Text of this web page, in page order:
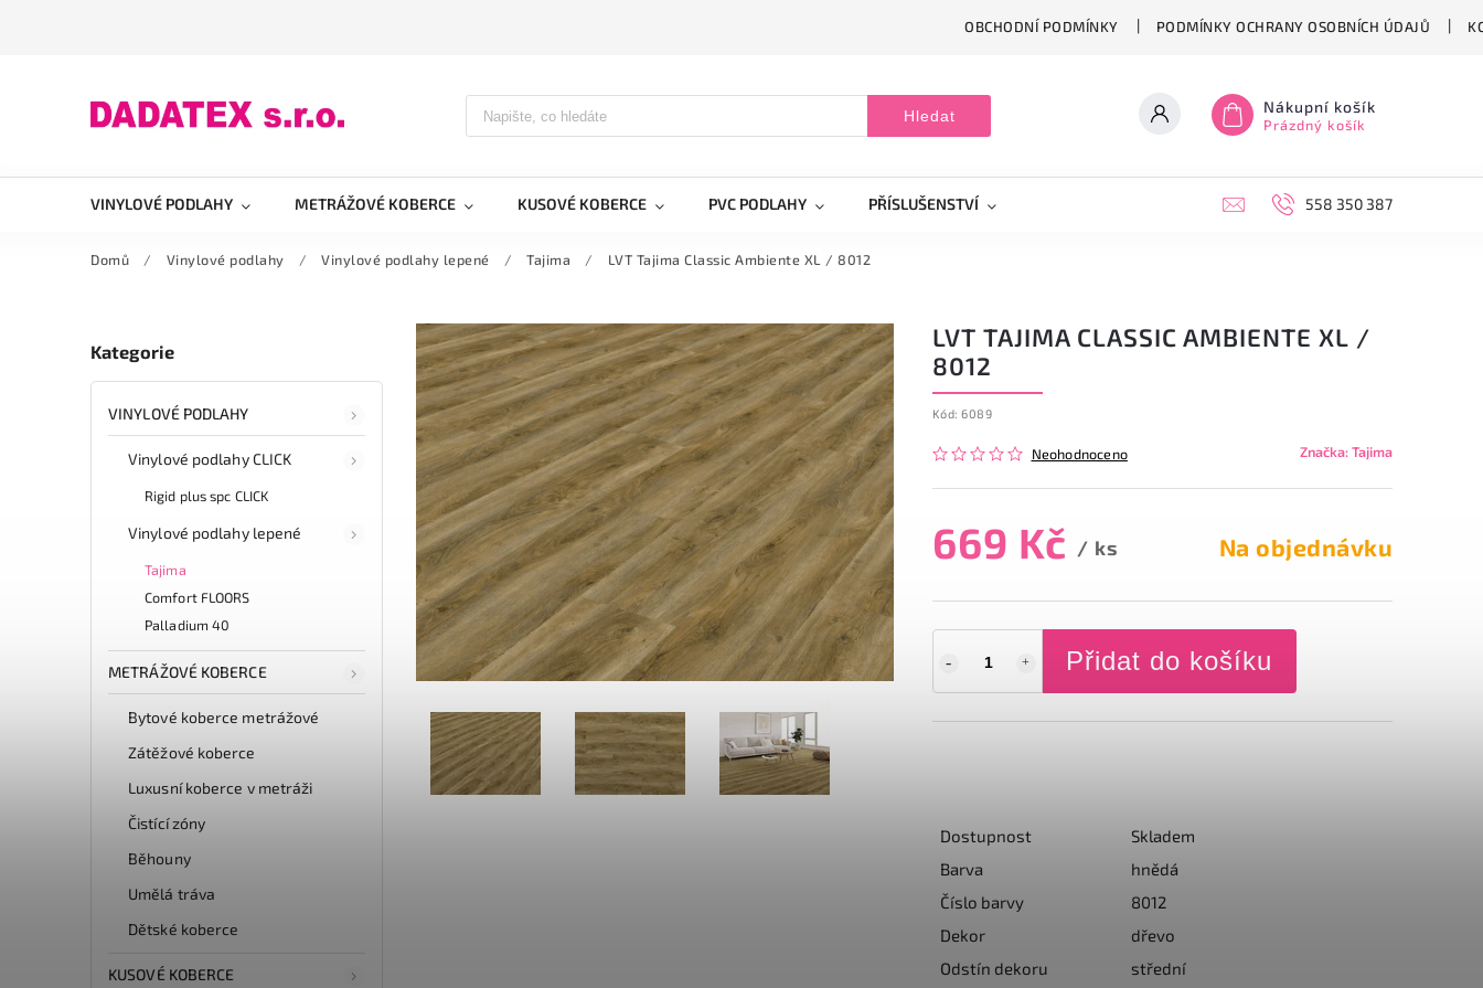
OBCHODNÍ PODMÍNKY PODMÍNKY OCHRANY OSOBNÍCH ÚDAJŮ
Hledat Nákupní košík
Prázdný košík
VINYLOVÉ PODLAHY METRÁŽOVÉ KOBERCE KUSOVÉ KOBERCE PVC PODLAHY PŘÍSLUŠENSTVÍ 558 350 387
Domů / Vinylové podlahy / Vinylové podlahy lepené / Tajima / LVT Tajima Classic Ambiente XL / 8012
Kategorie
VINYLOVÉ PODLAHY
Vinylové podlahy CLICK
Rigid plus spc CLICK
Vinylové podlahy lepené
Tajima
Comfort FLOORS
Palladium 40
METRÁŽOVÉ KOBERCE
Bytové koberce metrážové
Zátěžové koberce
Luxusní koberce v metráži
Čistící zóny
Běhouny
Umělá tráva
Dětské koberce
KUSOVÉ KOBERCE
LVT TAJIMA CLASSIC AMBIENTE XL /
8012
Kód: 6089
Neohodnoceno Značka:Tajima
669 Kč / ks Na objednávku
Přidat do košíku
Dostupnost
Skladem
Barva
hnědá
Číslo barvy
8012
Dekor
dřevo
Odstín dekoru
střední